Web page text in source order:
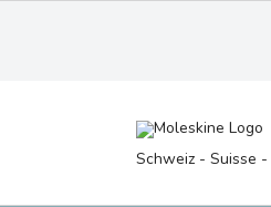
Schweiz - Suisse -